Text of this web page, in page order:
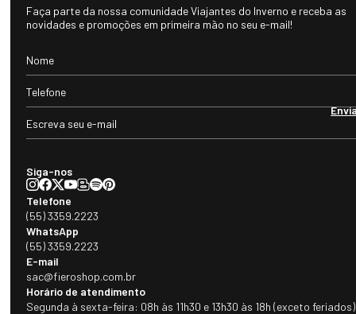
Faça parte da nossa comunidade Viajantes do Inverno e receba as
novidades e promoções em primeira mão no seu e-mail!
Siga-nos
Telefone
(55) 3359.2223
WhatsApp
(55) 3359.2223
E-mail
sac@fieroshop.com.br
Horário de atendimento
Segunda à sexta-feira: 08h às 11h30 e 13h30 às 18h (exceto feriados)